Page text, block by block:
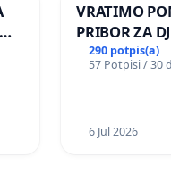
VRATIMO
PRIBOR ZA
290 potpis(a)
57 Potpisi / 30
6 Jul 2026